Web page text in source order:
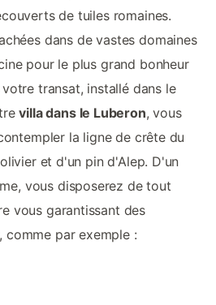
de tuiles romaines.
dans de vastes domaines
pour le plus grand bonheur
transat, installé dans le
villa dans le Luberon, vous
la ligne de crête du
et d'un pin d'Alep. D'un
vous disposerez de tout
vous garantissant des
par exemple :